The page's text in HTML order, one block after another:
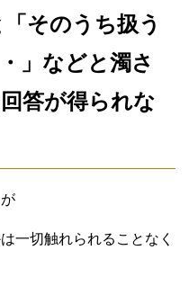
そのうち扱う
」などと濁さ
答が得られな
一切触れられることなく